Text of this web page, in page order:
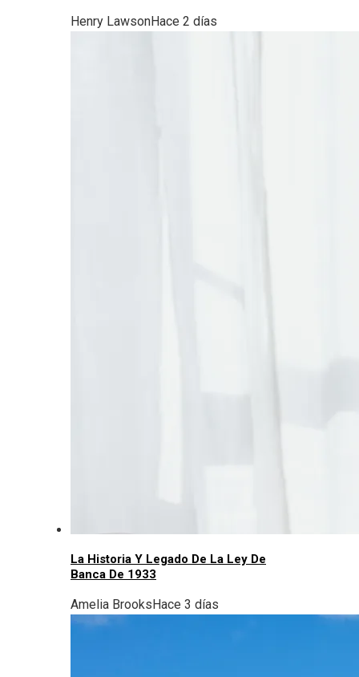
Henry LawsonHace 2 días
La Historia Y Legado De La Ley De
Banca De 1933
Amelia BrooksHace 3 días